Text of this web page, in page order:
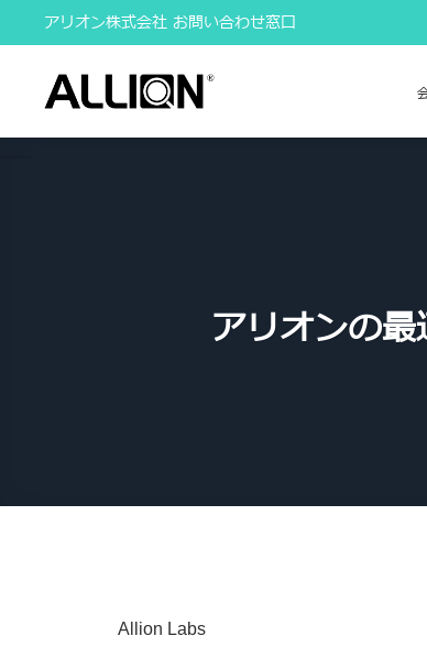
to
content
アリオン株式会社 お問い合わせ窓口
アリオンの
Allion Labs